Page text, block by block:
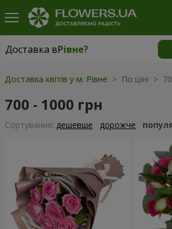
Доставка вРівне?
Доставка вРівне
Доставка квітів у м. Рівне > По ціні >
700 - 1000 грн
Сортування: дешевше дорожче